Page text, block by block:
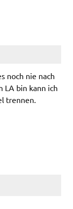
noch nie nach
LA bin kann ich
trennen.